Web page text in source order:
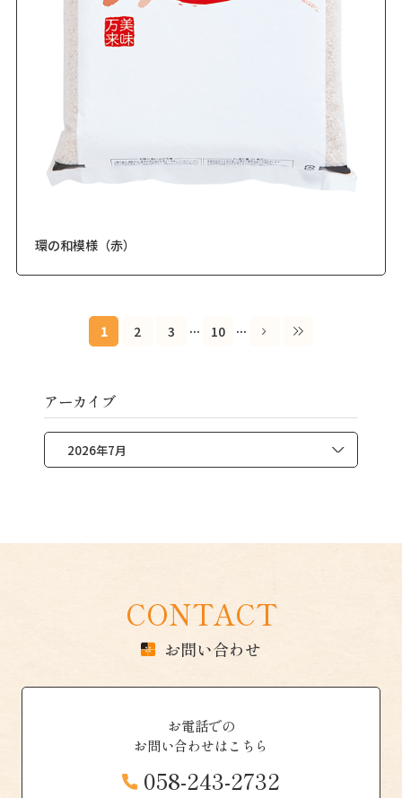
環の和模様（赤）
1 2 3 ... 10 ...
アーカイブ
CONTACT
お問い合わせ
お電話での
お問い合わせはこちら
058-243-2732